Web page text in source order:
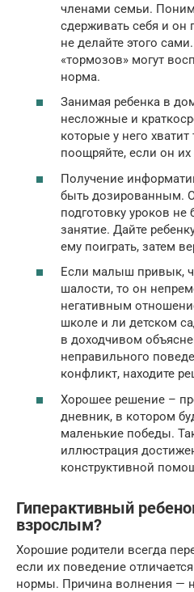
членами семьи.
сдерживать себя и он
не делайте этого
«тормозов» могут
норма.
Занимая ребенка в
несложные и
которые у него
поощряйте, если он
Получение
быть дозированным.
подготовку уроков
занятие. Дайте
ему поиграть, затем
Если малыш привык,
шалости, то он
негативным
школе и ли детском
в доходчивом
неправильного
конфликт, находите
Хорошее решение –
дневник, в котором
маленькие победы.
иллюстрация
конструктивной
Гиперактивный
взрослым?
Хорошие родители всегда
если их поведение
нормы. Причина волнения —